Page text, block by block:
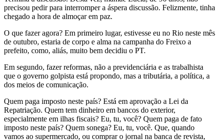
precisou pedir para interromper a áspera discussão. Felizmente, tinha
chegado a hora de almoçar em paz.
O que fazer agora? Em primeiro lugar, estivesse eu no Rio neste mês
de outubro, estaria de corpo e alma na campanha do Freixo a
prefeito, como, aliás, muito bem decidiu o PT.
Em segundo, fazer reformas, não a previdenciária e as trabalhista
que o governo golpista está propondo, mas a tributária, a política, a
dos meios de comunicação.
Quem paga imposto neste país? Está em aprovação a Lei da
Repatriação. Quem tem dinheiro em bancos do exterior,
especialmente em ilhas fiscais? Eu, tu, você? Quem paga de fato
imposto neste país? Quem sonega? Eu, tu, você. Que, quando
vamos ao supermercado, ou comprar o jornal na banca de revista,